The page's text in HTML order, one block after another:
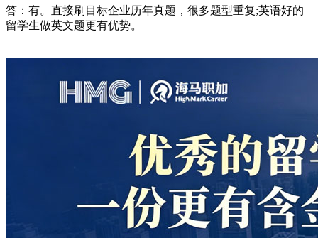
答：有。直接刷目标企业历年真题，很多题型重复;英语好的
留学生做英文题更有优势。